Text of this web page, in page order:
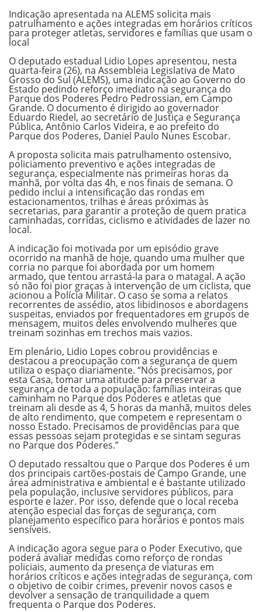
Indicação apresentada na ALEMS solicita mais
patrulhamento e ações integradas em horários críticos
para proteger atletas, servidores e famílias que usam o
local
O deputado estadual Lidio Lopes apresentou, nesta
quarta-feira (26), na Assembleia Legislativa de Mato
Grosso do Sul (ALEMS), uma indicação ao Governo do
Estado pedindo reforço imediato na segurança do
Parque dos Poderes Pedro Pedrossian, em Campo
Grande. O documento é dirigido ao governador
Eduardo Riedel, ao secretário de Justiça e Segurança
Pública, Antônio Carlos Videira, e ao prefeito do
Parque dos Poderes, Daniel Paulo Nunes Escobar.
A proposta solicita mais patrulhamento ostensivo,
policiamento preventivo e ações integradas de
segurança, especialmente nas primeiras horas da
manhã, por volta das 4h, e nos finais de semana. O
pedido inclui a intensificação das rondas em
estacionamentos, trilhas e áreas próximas às
secretarias, para garantir a proteção de quem pratica
caminhadas, corridas, ciclismo e atividades de lazer no
local.
A indicação foi motivada por um episódio grave
ocorrido na manhã de hoje, quando uma mulher que
corria no parque foi abordada por um homem
armado, que tentou arrastá-la para o matagal. A ação
só não foi pior graças à intervenção de um ciclista, que
acionou a Polícia Militar. O caso se soma a relatos
recorrentes de assédio, atos libidinosos e abordagens
suspeitas, enviados por frequentadores em grupos de
mensagem, muitos deles envolvendo mulheres que
treinam sozinhas em trechos mais vazios.
Em plenário, Lidio Lopes cobrou providências e
destacou a preocupação com a segurança de quem
utiliza o espaço diariamente. “Nós precisamos, por
esta Casa, tomar uma atitude para preservar a
segurança de toda a população: famílias inteiras que
caminham no Parque dos Poderes e atletas que
treinam ali desde as 4, 5 horas da manhã, muitos deles
de alto rendimento, que competem e representam o
nosso Estado. Precisamos de providências para que
essas pessoas sejam protegidas e se sintam seguras
no Parque dos Poderes.”
O deputado ressaltou que o Parque dos Poderes é um
dos principais cartões-postais de Campo Grande, une
área administrativa e ambiental e é bastante utilizado
pela população, inclusive servidores públicos, para
esporte e lazer. Por isso, defende que o local receba
atenção especial das forças de segurança, com
planejamento específico para horários e pontos mais
sensíveis.
A indicação agora segue para o Poder Executivo, que
poderá avaliar medidas como reforço de rondas
policiais, aumento da presença de viaturas em
horários críticos e ações integradas de segurança, com
o objetivo de coibir crimes, prevenir novos casos e
devolver a sensação de tranquilidade a quem
frequenta o Parque dos Poderes.